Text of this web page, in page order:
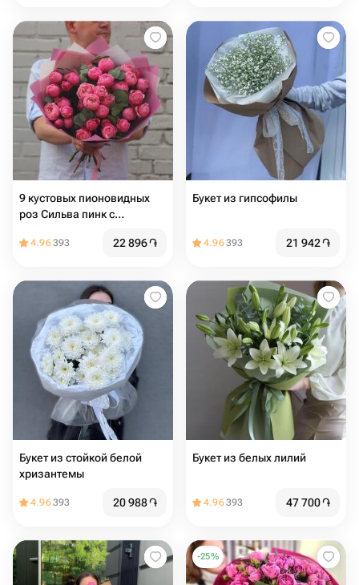
9 кустовых пионовидных
роз Сильва пинк с
4.96393 22 896֏
Букет из гипсофилы
4.96393 21 942֏
Букет из стойкой белой
хризантемы
4.96393 20 988֏
Букет из белых лилий
4.96393 47 700֏
-25%